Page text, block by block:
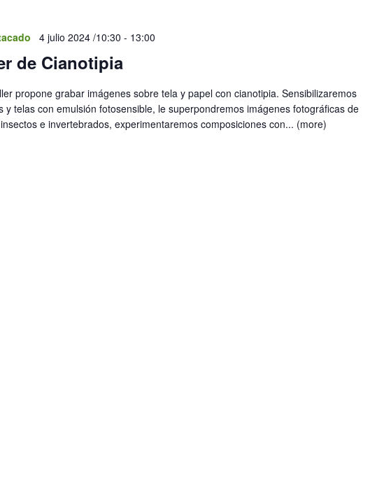
de Cianotipia
4 julio 2024 /10:30 - 13:00
propone grabar imágenes sobre tela y papel con cianotipia. Sensibilizaremos
y telas con emulsión fotosensible, le superpondremos imágenes fotográficas de
e invertebrados, experimentaremos composiciones con... (more)